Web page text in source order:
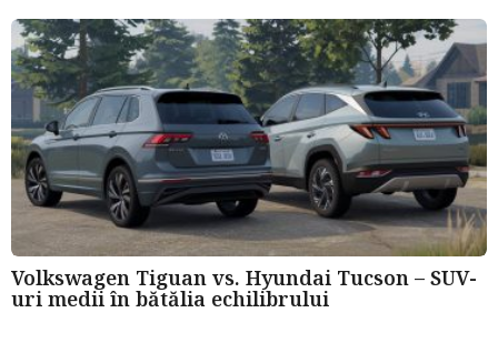
Volkswagen Tiguan vs. Hyundai Tucson – SUV-
uri medii în bătălia echilibrului